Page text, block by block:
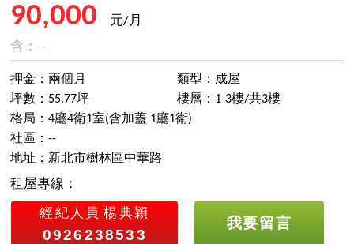
90,000
元/月
含：--
押金：兩個月
坪數：55.77坪
類型：成屋
樓層：1-3樓/共3樓
格局：4廳4衛1室(含加蓋 1廳1衛)
社區：--
地址：新北市樹林區中華路
租屋專線：
經紀人員 楊典穎
0926238533
我要留言